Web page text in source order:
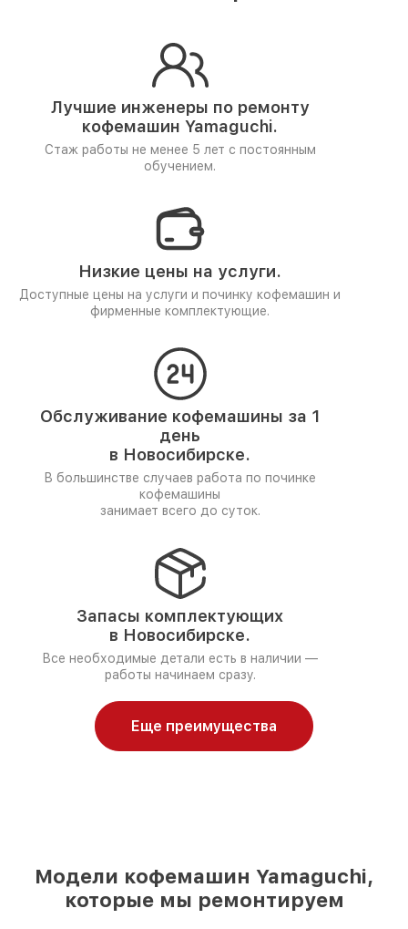
Лучшие инженеры по ремонту
кофемашин Yamaguchi.
Стаж работы не менее 5 лет с постоянным
обучением.
Низкие цены на услуги.
Доступные цены на услуги и починку кофемашин и
фирменные комплектующие.
Обслуживание кофемашины за 1
день
в Новосибирске.
В большинстве случаев работа по починке
кофемашины
занимает всего до суток.
Запасы комплектующих
в Новосибирске.
Все необходимые детали есть в наличии —
работы начинаем сразу.
Еще преимущества
Модели кофемашин Yamaguchi,
которые мы ремонтируем